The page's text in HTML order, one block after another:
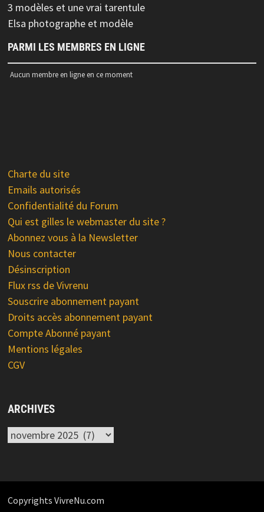
3 modèles et une vrai tarentule
Elsa photographe et modèle
PARMI LES MEMBRES EN LIGNE
Aucun membre en ligne en ce moment
Charte du site
Emails autorisés
Confidentialité du Forum
Qui est gilles le webmaster du site ?
Abonnez vous à la Newsletter
Nous contacter
Désinscription
Flux rss de Vivrenu
Souscrire abonnement payant
Droits accès abonnement payant
Compte Abonné payant
Mentions légales
CGV
ARCHIVES
Archives
Copyrights VivreNu.com